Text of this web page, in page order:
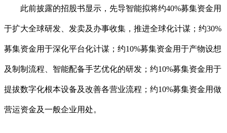
此前披露的招股书显示，先导智能拟将约40%募集资金用
于扩大全球研发、发卖及办事收集，推进全球化计谋；约30%
募集资金用于深化平台化计谋；约10%募集资金用于产物设想
及制制流程、智能配备手艺优化的研发；约10%募集资金用于
提拔数字化根本设备及改善各营业流程；约10%募集资金用做
营运资金及一般企业用处。